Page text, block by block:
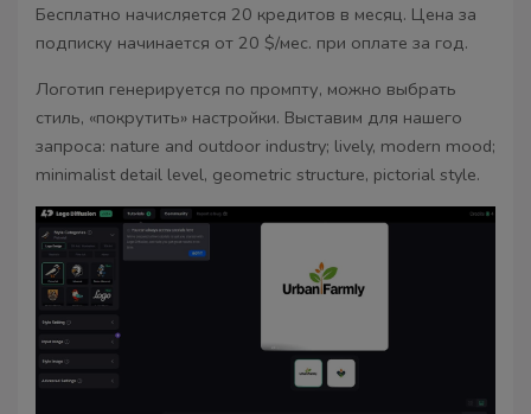
Бесплатно начисляется 20 кредитов в месяц. Цена за
подписку начинается от 20 $/мес. при оплате за год.
Логотип генерируется по промпту, можно выбрать
стиль, «покрутить» настройки. Выставим для нашего
запроса: nature and outdoor industry; lively, modern mood;
minimalist detail level, geometric structure, pictorial style.